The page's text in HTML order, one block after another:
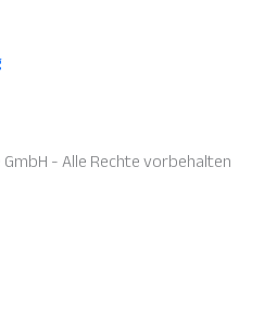
- Alle Rechte vorbehalten